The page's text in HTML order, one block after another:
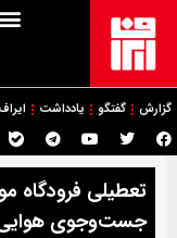
گزارش گفتگو یادداشت
تعطیلی فرودگاه
جست‌وجوی هوایی